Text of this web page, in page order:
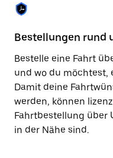
Bestellungen rund
Bestelle eine Fahrt
und wo du möchtest,
Damit deine
werden, können
Fahrtbestellung über
in der Nähe sind.